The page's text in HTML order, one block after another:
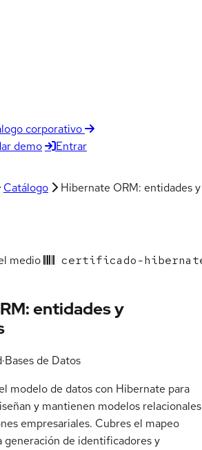
corporativo
demo Entrar
Catálogo
Hibernate ORM: entidades y
medio
certificado-
entidades y
·Bases de Datos
modelo de datos con Hibernate para
y mantienen modelos relacionales
empresariales. Cubres el mapeo
generación de identificadores y